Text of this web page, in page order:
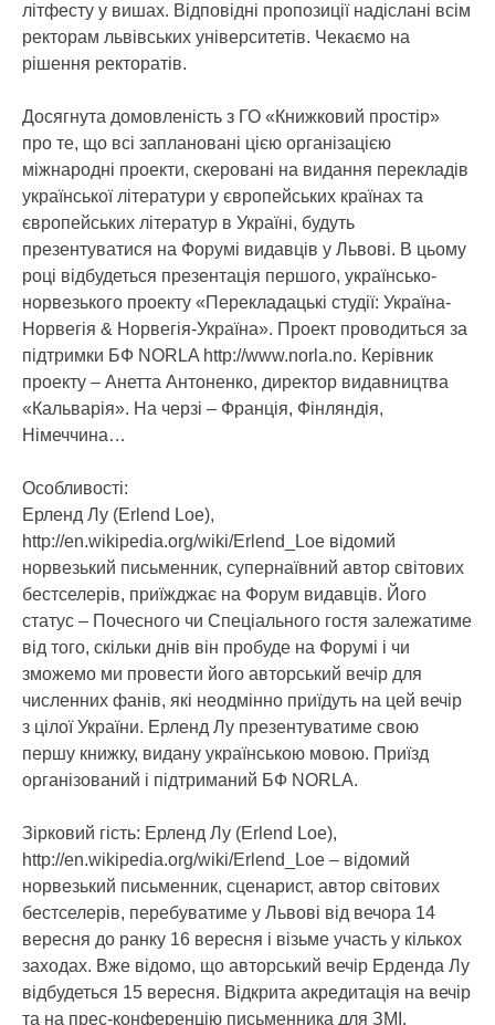
літфесту у вишах. Відповідні пропозиції надіслані всім
ректорам львівських університетів. Чекаємо на
рішення ректоратів.
Досягнута домовленість з ГО «Книжковий простір»
про те, що всі заплановані цією організацією
міжнародні проекти, скеровані на видання перекладів
української літератури у європейських країнах та
європейських літератур в Україні, будуть
презентуватися на Форумі видавців у Львові. В цьому
році відбудеться презентація першого, українсько-
норвезького проекту «Перекладацькі студії: Україна-
Норвегія & Норвегія-Україна». Проект проводиться за
підтримки БФ NORLA http://www.norla.no. Керівник
проекту – Анетта Антоненко, директор видавництва
«Кальварія». На черзі – Франція, Фінляндія,
Німеччина…
Особливості:
Ерленд Лу (Erlend Loe),
http://en.wikipedia.org/wiki/Erlend_Loe відомий
норвезький письменник, супернаївний автор світових
бестселерів, приїжджає на Форум видавців. Його
статус – Почесного чи Спеціального гостя залежатиме
від того, скільки днів він пробуде на Форумі і чи
зможемо ми провести його авторський вечір для
численних фанів, які неодмінно приїдуть на цей вечір
з цілої України. Ерленд Лу презентуватиме свою
першу книжку, видану українською мовою. Приїзд
організований і підтриманий БФ NORLA.
Зірковий гість: Ерленд Лу (Erlend Loe),
http://en.wikipedia.org/wiki/Erlend_Loe – відомий
норвезький письменник, сценарист, автор світових
бестселерів, перебуватиме у Львові від вечора 14
вересня до ранку 16 вересня і візьме участь у кількох
заходах. Вже відомо, що авторський вечір Ерденда Лу
відбудеться 15 вересня. Відкрита акредитація на вечір
та на прес-конференцію письменника для ЗМІ.